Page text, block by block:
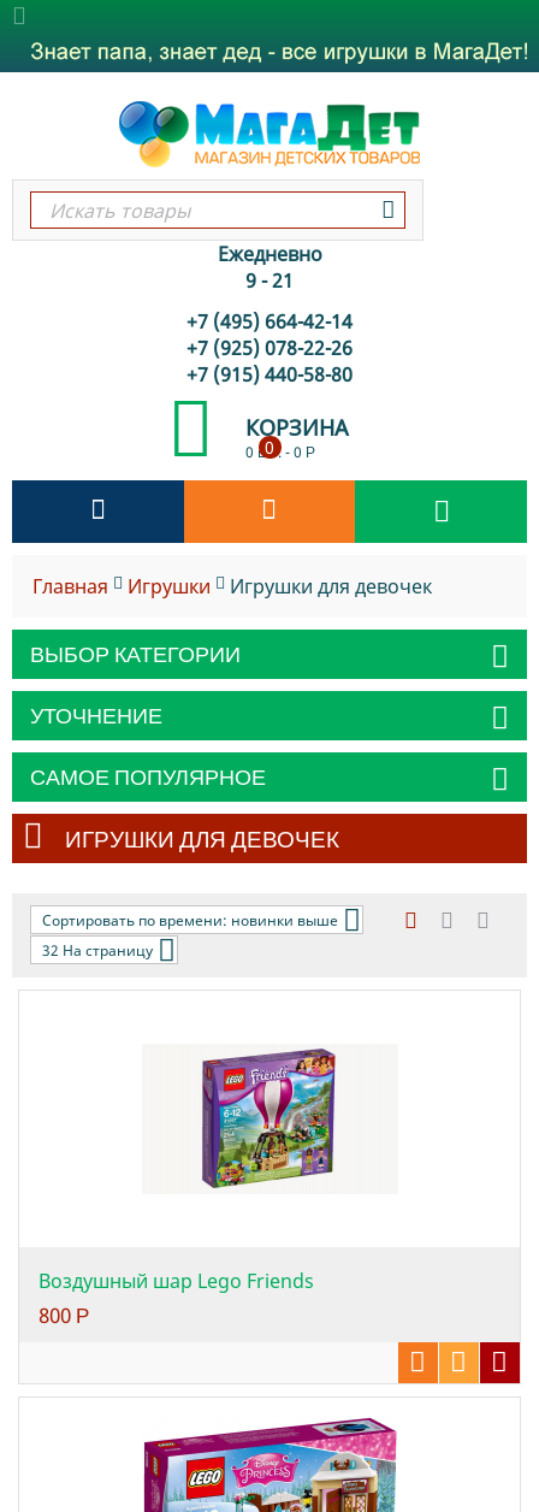
Ежедневно
9 - 21
+7 (495) 664-42-14
+7 (925) 078-22-26
+7 (915) 440-58-80
КОРЗИНА
0 шт.-0 Р
0
Главная Игрушки Игрушки для девочек
ВЫБОР КАТЕГОРИИ
УТОЧНЕНИЕ
САМОЕ ПОПУЛЯРНОЕ
ИГРУШКИ ДЛЯ ДЕВОЧЕК
Сортировать по времени: новинки выше
32 На страницу
Воздушный шар Lego Friends
800 Р